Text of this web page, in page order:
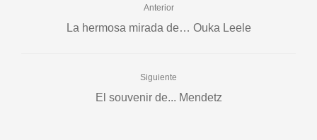
Anterior
La hermosa mirada de… Ouka Leele
Siguiente
El souvenir de... Mendetz